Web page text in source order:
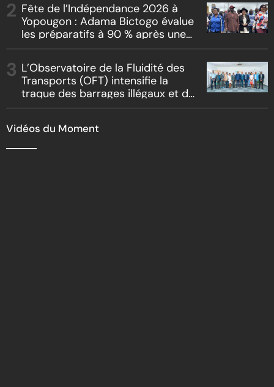
Fête de l’Indépendance 2026 à
Yopougon : Adama Bictogo évalue
les préparatifs à 90 % après une
L’Observatoire de la Fluidité des
Transports (OFT) intensifie la
traque des barrages illégaux et du
Vidéos du Moment